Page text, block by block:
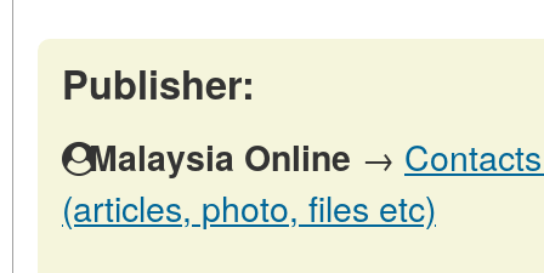
Publisher:
Malaysia Online →
(articles, photo, files etc)